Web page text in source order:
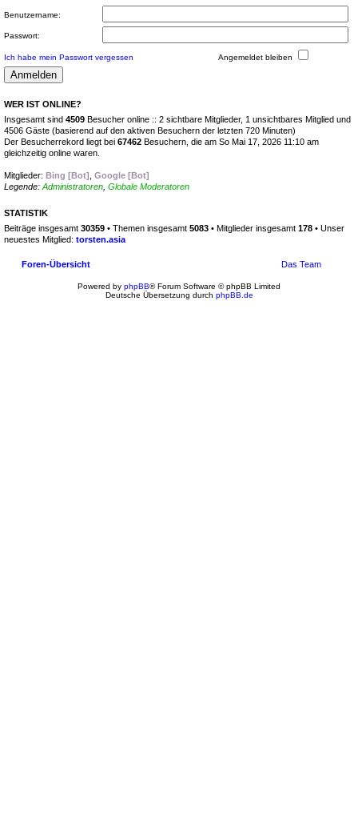
Benutzername:
Passwort:
Ich habe mein Passwort vergessen Angemeldet bleiben
WER IST ONLINE?
Insgesamt sind 4509 Besucher online :: 2 sichtbare Mitglieder, 1 unsichtbares Mitglied und
4506 Gäste (basierend auf den aktiven Besuchern der letzten 720 Minuten)
Der Besucherrekord liegt bei 67462 Besuchern, die am So Mai 17, 2026 11:10 am
gleichzeitig online waren.
Mitglieder: Bing [Bot] Google [Bot]
Legende: Administratoren Globale Moderatoren
STATISTIK
Beiträge insgesamt 30359 • Themen insgesamt 5083 • Mitglieder insgesamt 178 • Unser
neuestes Mitglied: torsten.asia
Foren-Übersicht Das Team
Powered by phpBB® Forum Software © phpBB Limited
Deutsche Übersetzung durch phpBB.de